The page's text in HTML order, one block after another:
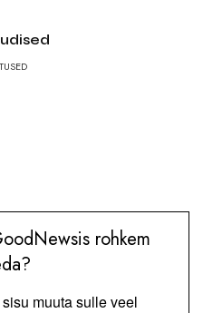
rohkem
muuta sulle veel